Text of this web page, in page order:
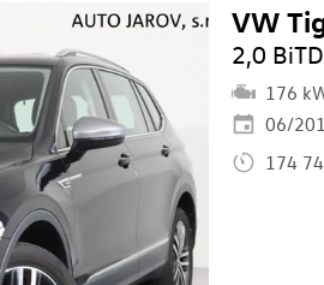
VW
2,0
176
06/
174